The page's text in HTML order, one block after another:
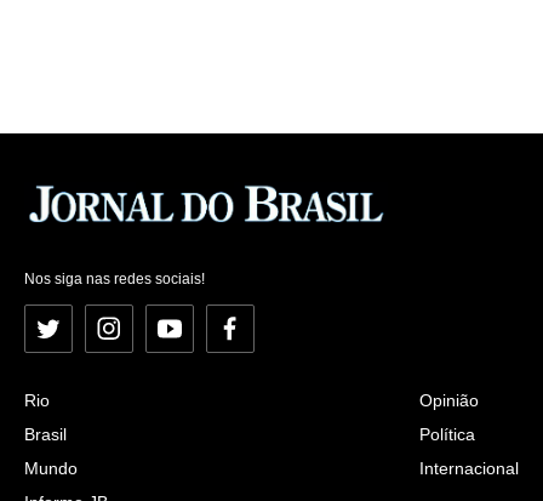
Nos siga nas redes sociais!
Twitter InstagramYouTubeFacebook
Rio
Brasil
Mundo
Opinião
Política
Internacional